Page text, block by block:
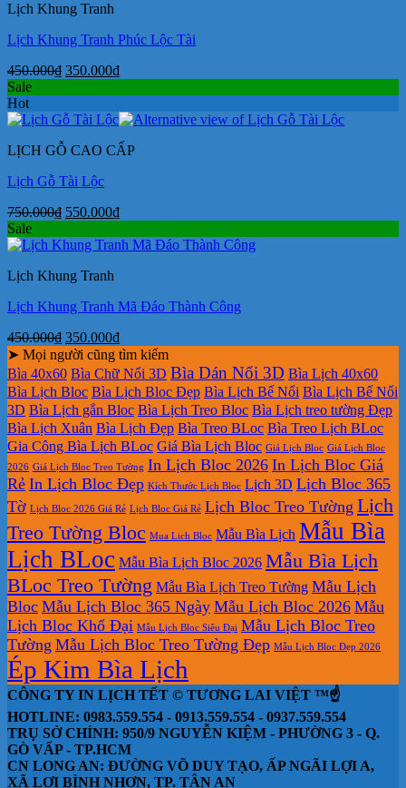
Lịch Khung Tranh
Lịch Khung Tranh Phúc Lộc Tài
450.000₫ Giá
450.000₫.
350.000₫Giá
là:
Sale
Hot
LỊCH GỖ CAO CẤP
Lịch Gỗ Tài Lộc
750.000₫ Giá
là:
550.000₫Giá
tại
Sale
Lịch Khung Tranh
Lịch Khung Tranh Mã Đáo Thành Công
450.000₫ Giá
gốc
là:
450.000₫.
350.000₫Giá
hiện
tại
là:
350.000₫.
➤ Mọi người cũng tìm kiếm
Bìa 40x60 Bìa Chữ Nổi 3D Bìa Dán Nổi 3D Bìa Lịch 40x60
Bìa Lịch Bloc Bìa Lịch Bloc Đẹp Bìa Lịch Bế Nổi Bìa Lịch Bế Nổi
3D Bìa Lịch gắn Bloc Bìa Lịch Treo Bloc Bìa Lịch treo tường Đẹp
Bìa Lịch Xuân Bìa Lịch Đẹp Bìa Treo BLoc Bìa Treo Lịch BLoc
Gia Công Bìa Lịch BLoc Giá Bìa Lịch Bloc Giá Lịch Bloc Giá Lịch Bloc
2026 Giá Lịch Bloc Treo Tường In Lịch Bloc 2026 In Lịch Bloc Giá
Rẻ In Lịch Bloc Đẹp Kích Thước Lịch Bloc Lịch 3D Lịch Bloc 365
Tờ Lịch Bloc 2026 Giá Rẻ Lịch Bloc Giá Rẻ Lịch Bloc Treo Tường Lịch
Treo Tường Bloc Mua Lich Bloc Mẫu Bìa Lịch Mẫu Bìa
Lịch BLoc Mẫu Bìa Lịch Bloc 2026 Mẫu Bìa Lịch
BLoc Treo Tường Mẫu Bìa Lịch Treo Tường Mẫu Lịch
Bloc Mẫu Lịch Bloc 365 Ngày Mẫu Lịch Bloc 2026 Mẫu
Lịch Bloc Khổ Đại Mẫu Lịch Bloc Siêu Đại Mẫu Lịch Bloc Treo
Tường Mẫu Lịch Bloc Treo Tường Đẹp Mẫu Lịch Bloc Đẹp 2026
Ép Kim Bìa Lịch
CÔNG TY IN LỊCH TẾT © TƯƠNG LAI VIỆT ™☝️
HOTLINE: 0983.559.554 - 0913.559.554 - 0937.559.554
TRỤ SỞ CHÍNH: 950/9 NGUYỄN KIỆM - PHƯỜNG 3 - Q.
GÒ VẤP - TP.HCM
CN LONG AN: ĐƯỜNG VÕ DUY TẠO, ẤP NGÃI LỢI A,
XÃ LỢI BÌNH NHƠN, TP. TÂN AN